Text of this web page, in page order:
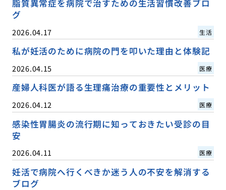
脂質異常症を病院で治すための生活習慣改善ブロ
グ
2026.04.17 生活
私が妊活のために病院の門を叩いた理由と体験記
2026.04.15 医療
産婦人科医が語る生理痛治療の重要性とメリット
2026.04.12 医療
感染性胃腸炎の流行期に知っておきたい受診の目
安
2026.04.11 医療
妊活で病院へ行くべきか迷う人の不安を解消する
ブログ